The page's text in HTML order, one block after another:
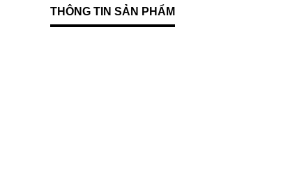
THÔNG TIN SẢN PHẨM